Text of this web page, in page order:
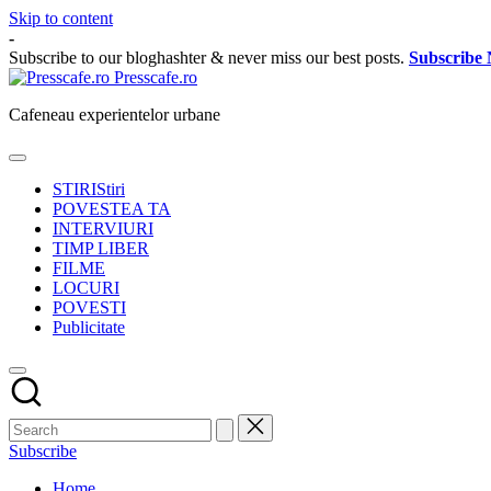
Skip to content
-
Subscribe to our bloghashter & never miss our best posts. Subscribe
Presscafe.ro
Cafeneau experientelor urbane
STIRIStiri
POVESTEA TA
INTERVIURI
TIMP LIBER
FILME
LOCURI
POVESTI
Publicitate
Subscribe